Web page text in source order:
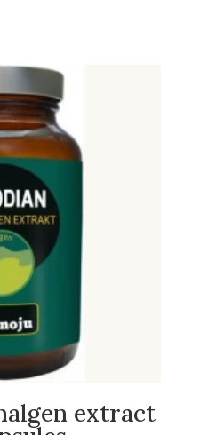
extract